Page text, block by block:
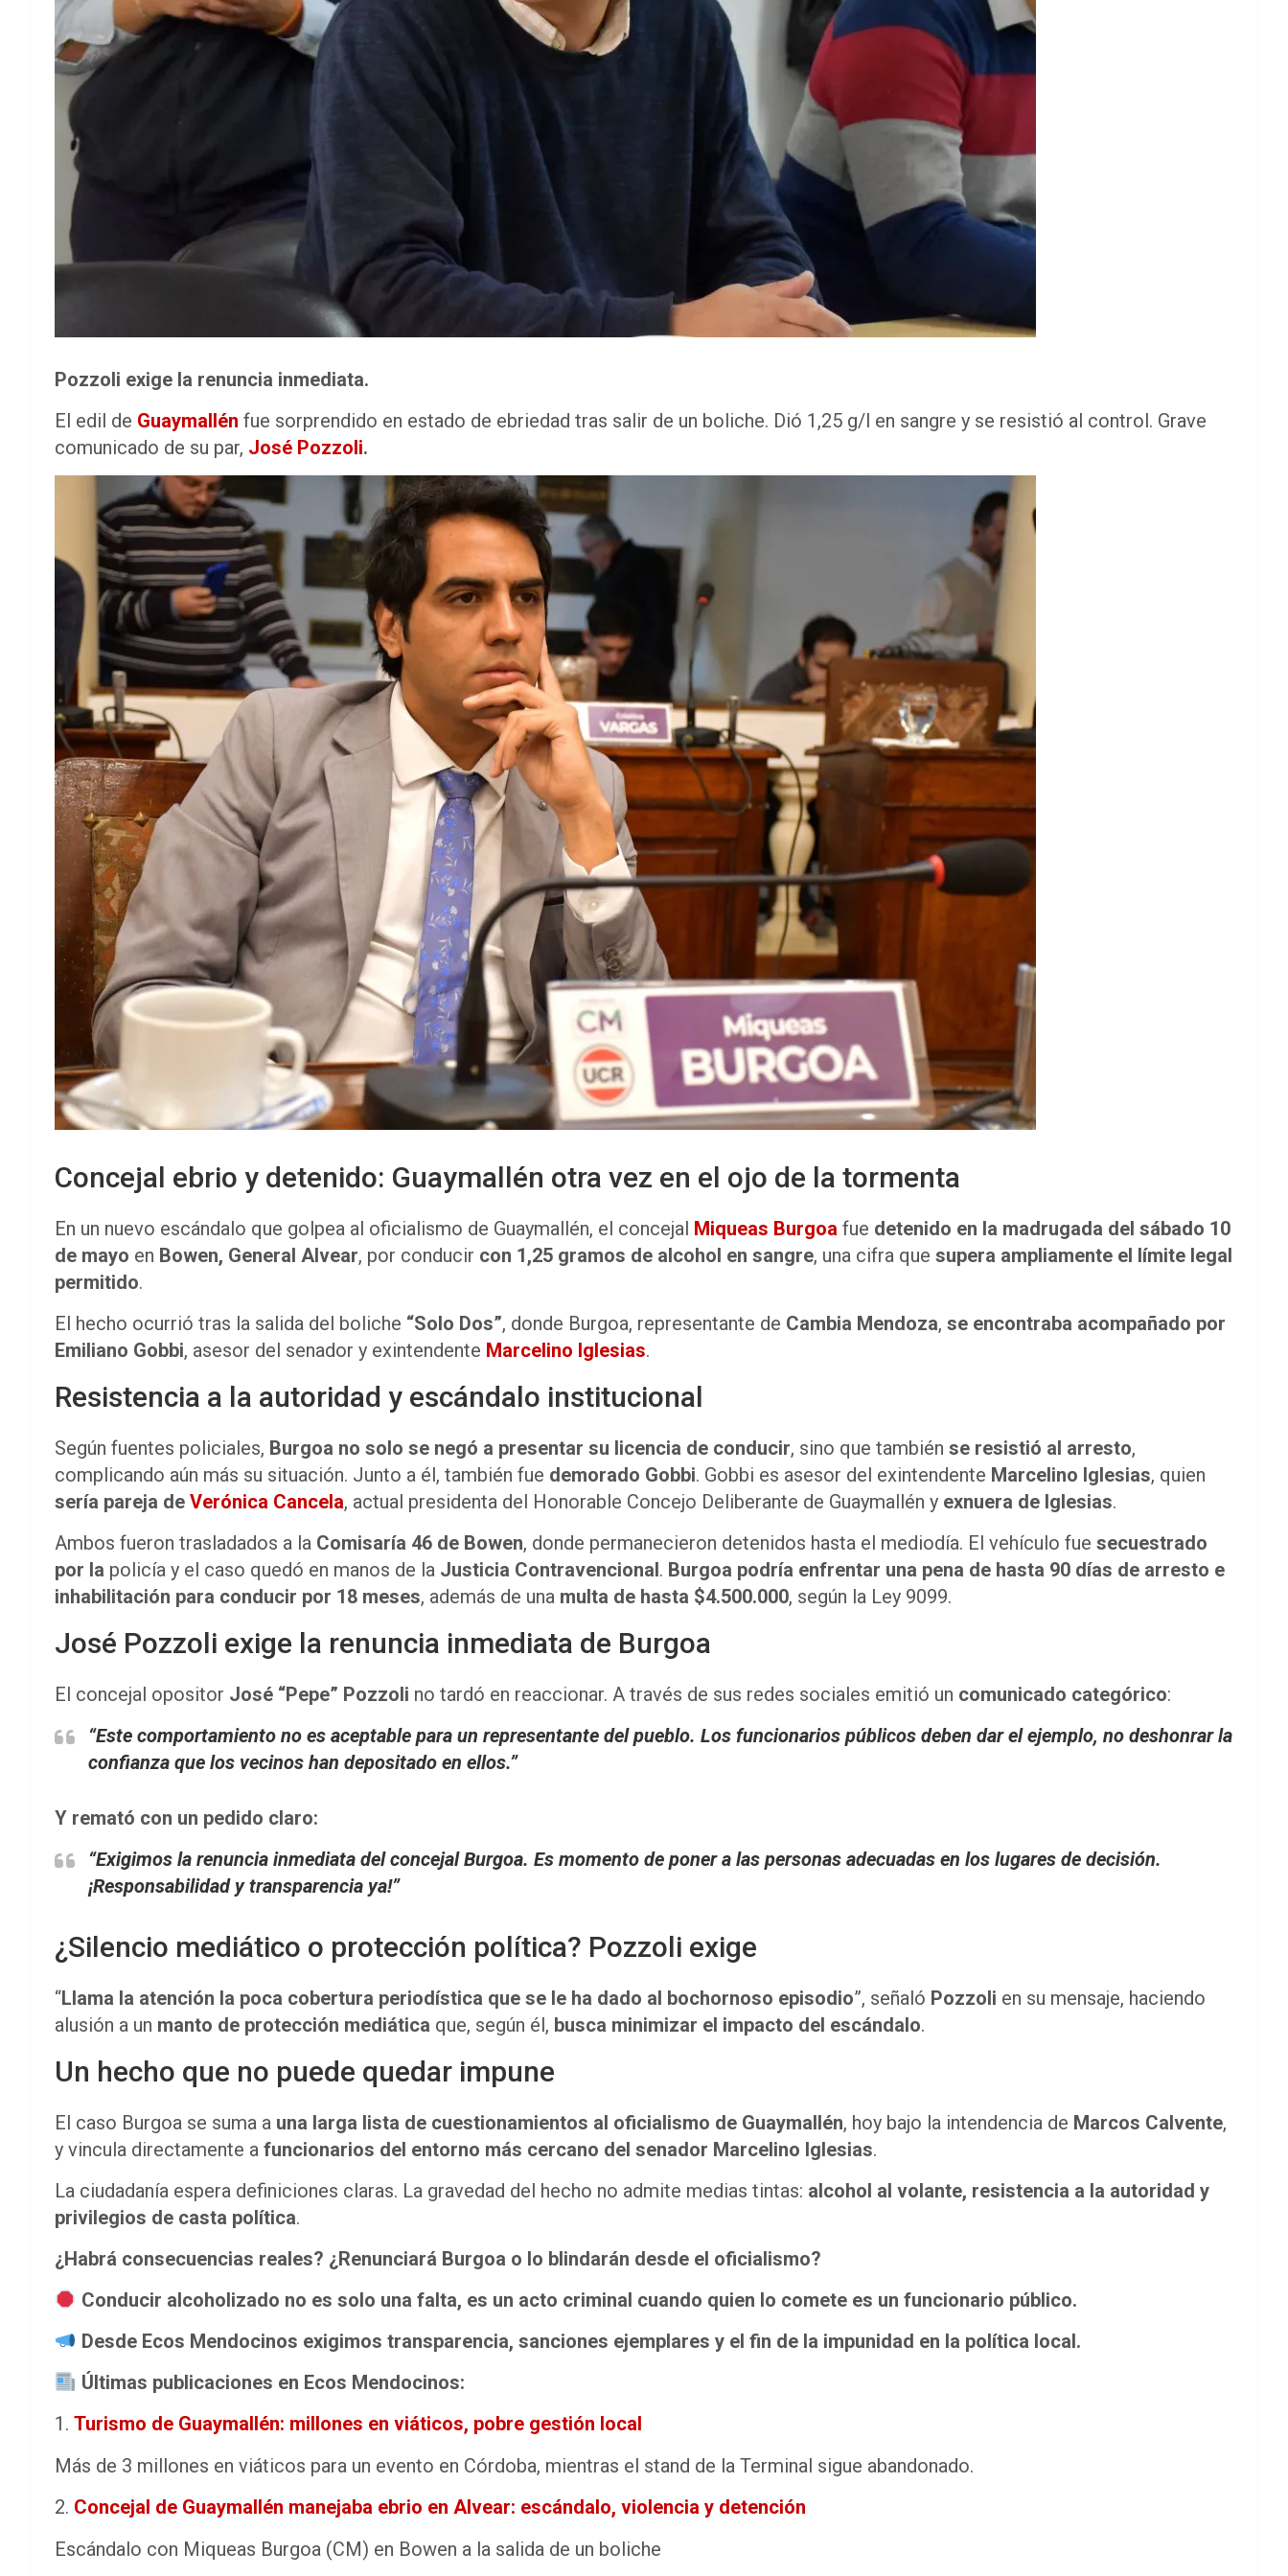
Pozzoli exige la renuncia inmediata.
El edil de Guaymallén fue sorprendido en estado de ebriedad tras salir de un boliche. Dió 1,25 g/l en sangre y se resistió al control. Grave
comunicado de su par, José Pozzoli.
Concejal ebrio y detenido: Guaymallén otra vez en el ojo de la tormenta
En un nuevo escándalo que golpea al oficialismo de Guaymallén, el concejal Miqueas Burgoa fue detenido en la madrugada del sábado 10
de mayo en Bowen, General Alvear, por conducir con 1,25 gramos de alcohol en sangre, una cifra que supera ampliamente el límite legal
permitido.
El hecho ocurrió tras la salida del boliche “Solo Dos”, donde Burgoa, representante de Cambia Mendoza, se encontraba acompañado por
Emiliano Gobbi, asesor del senador y exintendente Marcelino Iglesias.
Resistencia a la autoridad y escándalo institucional
Según fuentes policiales, Burgoa no solo se negó a presentar su licencia de conducir, sino que también se resistió al arresto,
complicando aún más su situación. Junto a él, también fue demorado Gobbi. Gobbi es asesor del exintendente Marcelino Iglesias, quien
sería pareja de Verónica Cancela, actual presidenta del Honorable Concejo Deliberante de Guaymallén y exnuera de Iglesias.
Ambos fueron trasladados a la Comisaría 46 de Bowen, donde permanecieron detenidos hasta el mediodía. El vehículo fue secuestrado
por la policía y el caso quedó en manos de la Justicia Contravencional. Burgoa podría enfrentar una pena de hasta 90 días de arresto e
inhabilitación para conducir por 18 meses, además de una multa de hasta $4.500.000, según la Ley 9099.
José Pozzoli exige la renuncia inmediata de Burgoa
El concejal opositor José “Pepe” Pozzoli no tardó en reaccionar. A través de sus redes sociales emitió un comunicado categórico:
“Este comportamiento no es aceptable para un representante del pueblo. Los funcionarios públicos deben dar el ejemplo, no deshonrar la
confianza que los vecinos han depositado en ellos.”
Y remató con un pedido claro:
“Exigimos la renuncia inmediata del concejal Burgoa. Es momento de poner a las personas adecuadas en los lugares de decisión.
¡Responsabilidad y transparencia ya!”
¿Silencio mediático o protección política? Pozzoli exige
“Llama la atención la poca cobertura periodística que se le ha dado al bochornoso episodio”, señaló Pozzoli en su mensaje, haciendo
alusión a un manto de protección mediática que, según él, busca minimizar el impacto del escándalo.
Un hecho que no puede quedar impune
El caso Burgoa se suma a una larga lista de cuestionamientos al oficialismo de Guaymallén, hoy bajo la intendencia de Marcos Calvente,
y vincula directamente a funcionarios del entorno más cercano del senador Marcelino Iglesias.
La ciudadanía espera definiciones claras. La gravedad del hecho no admite medias tintas: alcohol al volante, resistencia a la autoridad y
privilegios de casta política.
¿Habrá consecuencias reales? ¿Renunciará Burgoa o lo blindarán desde el oficialismo?
Conducir alcoholizado no es solo una falta, es un acto criminal cuando quien lo comete es un funcionario público.
Desde Ecos Mendocinos exigimos transparencia, sanciones ejemplares y el fin de la impunidad en la política local.
Últimas publicaciones en Ecos Mendocinos:
Turismo de Guaymallén: millones en viáticos, pobre gestión local
Más de 3 millones en viáticos para un evento en Córdoba, mientras el stand de la Terminal sigue abandonado.
Concejal de Guaymallén manejaba ebrio en Alvear: escándalo, violencia y detención
Escándalo con Miqueas Burgoa (CM) en Bowen a la salida de un boliche